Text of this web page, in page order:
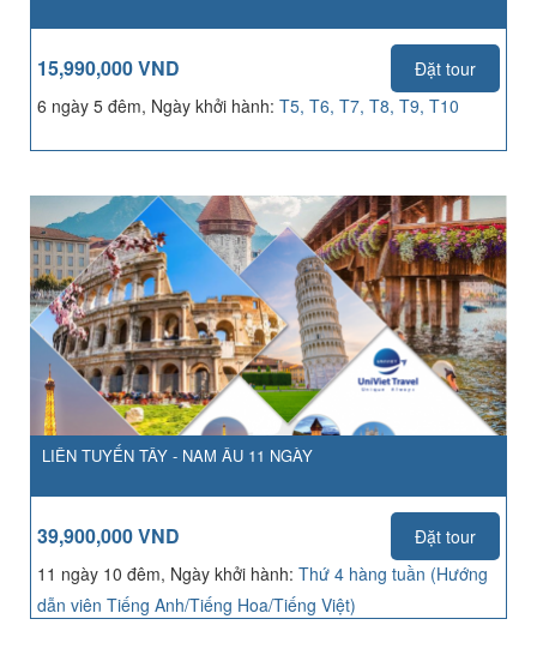
15,990,000 VND
Đặt tour
6 ngày 5 đêm, Ngày khởi hành: T5, T6, T7, T8, T9, T10
LIÊN TUYẾN TÂY - NAM ÂU 11 NGÀY
39,900,000 VND
Đặt tour
11 ngày 10 đêm, Ngày khởi hành: Thứ 4 hàng tuần (Hướng
dẫn viên Tiếng Anh/Tiếng Hoa/Tiếng Việt)